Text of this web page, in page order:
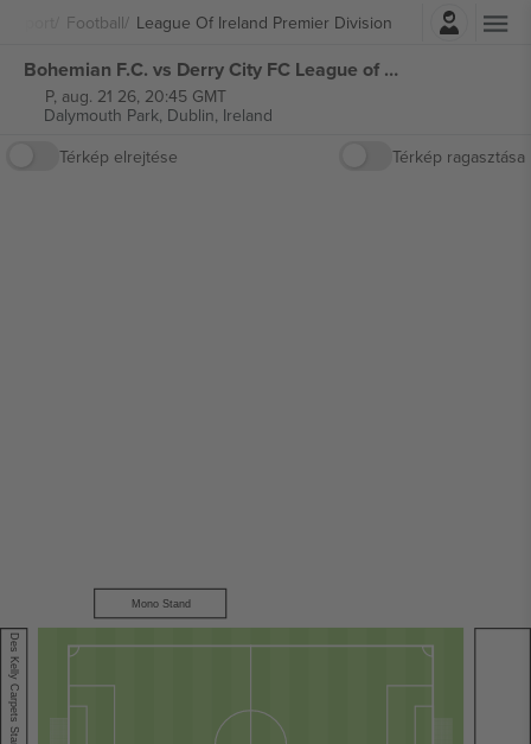
Football League Of Ireland Premier Division
Belépés
Bohemian F.C. vs Derry City FC League of Ireland Premier Division jegyek
P, aug. 21 26, 20:45 GMT
Dalymouth Park, Dublin, Ireland
Térkép elrejtése
Térkép ragasztása
Mono Stand
Des Kelly Carpets Stand